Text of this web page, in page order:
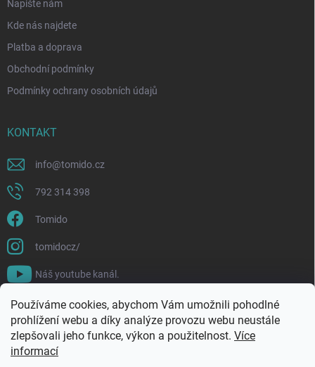
Používáme cookies, abychom Vám umožnili pohodlné
prohlížení webu a díky analýze provozu webu neustále
zlepšovali jeho funkce, výkon a použitelnost. Více
informací
Napište nám
Kde nás najdete
Platba a doprava
Obchodní podmínky
Podmínky ochrany osobních údajů
KONTAKT
info@tomido.cz
792 314 398
Tomido
tomidocz/
Náš youtube kanál.